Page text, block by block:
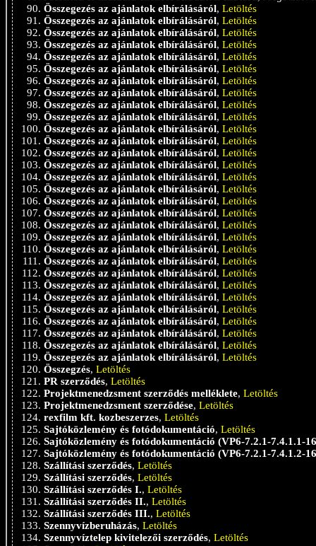
Összegezés az ajánlatok elbírálásáról, Letöltés
Összegezés az ajánlatok elbírálásáról, Letöltés
Összegezés az ajánlatok elbírálásáról, Letöltés
Összegezés az ajánlatok elbírálásáról, Letöltés
Összegezés az ajánlatok elbírálásáról, Letöltés
Összegezés az ajánlatok elbírálásáról, Letöltés
Összegezés az ajánlatok elbírálásáról, Letöltés
Összegezés az ajánlatok elbírálásáról, Letöltés
Összegezés az ajánlatok elbírálásáról, Letöltés
Összegezés az ajánlatok elbírálásáról, Letöltés
Összegezés az ajánlatok elbírálásáról, Letöltés
Összegezés az ajánlatok elbírálásáról, Letöltés
Összegezés az ajánlatok elbírálásáról, Letöltés
Összegezés az ajánlatok elbírálásáról, Letöltés
Összegezés az ajánlatok elbírálásáról, Letöltés
Összegezés az ajánlatok elbírálásáról, Letöltés
Összegezés az ajánlatok elbírálásáról, Letöltés
Összegezés az ajánlatok elbírálásáról, Letöltés
Összegezés az ajánlatok elbírálásáról, Letöltés
Összegezés az ajánlatok elbírálásáról, Letöltés
Összegezés az ajánlatok elbírálásáról, Letöltés
Összegezés az ajánlatok elbírálásáról, Letöltés
Összegezés az ajánlatok elbírálásáról, Letöltés
Összegezés az ajánlatok elbírálásáról, Letöltés
Összegezés az ajánlatok elbírálásáról, Letöltés
Összegezés az ajánlatok elbírálásáról, Letöltés
Összegezés az ajánlatok elbírálásáról, Letöltés
Összegezés az ajánlatok elbírálásáról, Letöltés
Összegezés az ajánlatok elbírálásáról, Letöltés
Összegezés az ajánlatok elbírálásáról, Letöltés
Összegzés, Letöltés
PR szerződés, Letöltés
Projektmenedzsment szerződés melléklete, Letöltés
Projektmenedzsment szerződése, Letöltés
rexfilm kft. kozbeszerzes, Letöltés
Sajtóközlemény és fotódokumentáció, Letöltés
Sajtóközlemény és fotódokumentáció (VP6-7.2.1-7.4.1.1-
Sajtóközlemény és fotódokumentáció (VP6-7.2.1-7.4.1.2-
Szállítási szerződés, Letöltés
Szállítási szerződés, Letöltés
Szállítási szerződés I., Letöltés
Szállítási szerződés II., Letöltés
Szállítási szerződés III., Letöltés
Szennyvízberuházás, Letöltés
Szennyvíztelep kivitelezői szerződés, Letöltés